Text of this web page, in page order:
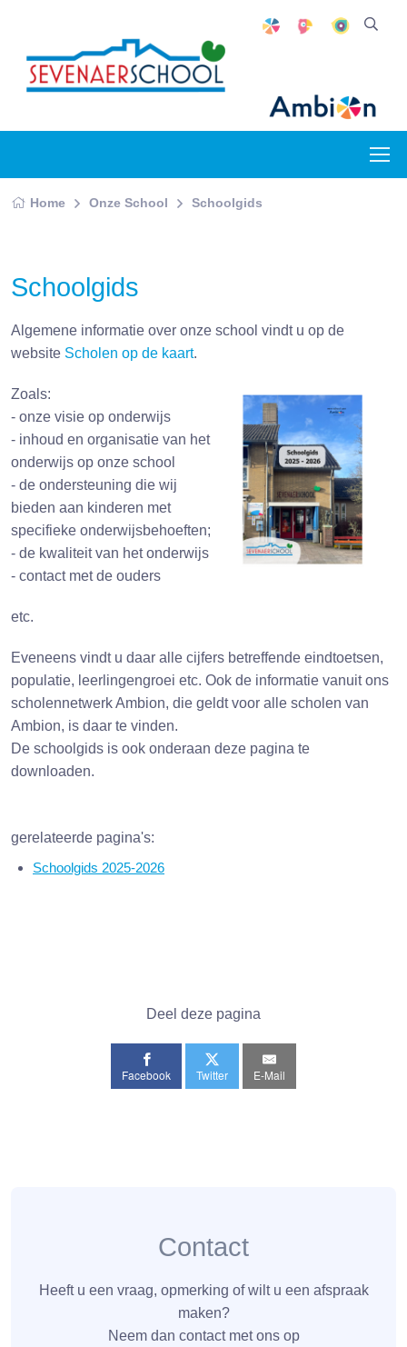
Home Onze School Schoolgids
Schoolgids
Algemene informatie over onze school vindt u op de
website Scholen op de kaart.
Zoals:
- onze visie op onderwijs
- inhoud en organisatie van het
onderwijs op onze school
- de ondersteuning die wij
bieden aan kinderen met
specifieke onderwijsbehoeften;
- de kwaliteit van het onderwijs
- contact met de ouders
etc.
Eveneens vindt u daar alle cijfers betreffende eindtoetsen,
populatie, leerlingengroei etc. Ook de informatie vanuit ons
scholennetwerk Ambion, die geldt voor alle scholen van
Ambion, is daar te vinden.
De schoolgids is ook onderaan deze pagina te
downloaden.
gerelateerde pagina's:
Schoolgids 2025-2026
Deel deze pagina
Facebook Twitter E-Mail
Contact
Heeft u een vraag, opmerking of wilt u een afspraak
maken?
Neem dan contact met ons op